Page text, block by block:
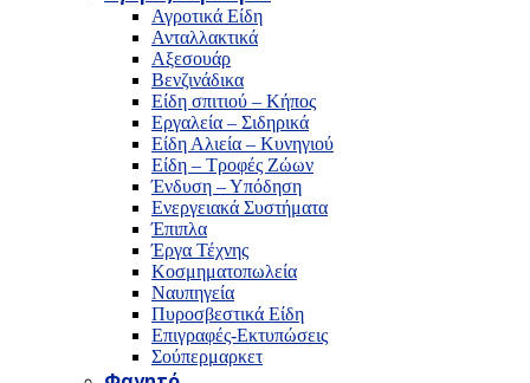
Αγροτικά Είδη
Ανταλλακτικά
Αξεσουάρ
Βενζινάδικα
Είδη σπιτιού – Κήπος
Εργαλεία – Σιδηρικά
Είδη Αλιεία – Κυνηγιού
Είδη – Τροφές Ζώων
Ένδυση – Υπόδηση
Ενεργειακά Συστήματα
Έπιπλα
Έργα Τέχνης
Κοσμηματοπωλεία
Ναυπηγεία
Πυροσβεστικά Είδη
Επιγραφές-Εκτυπώσεις
Σούπερμαρκετ